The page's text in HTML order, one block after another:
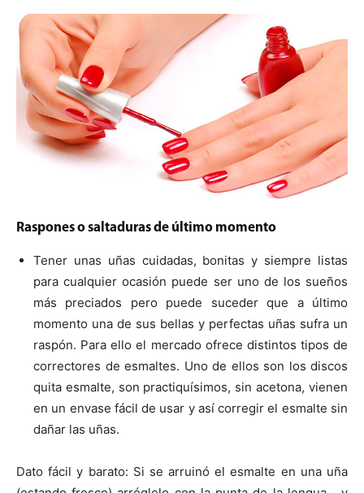
Raspones o saltaduras de último momento
Tener unas uñas cuidadas, bonitas y siempre listas
para cualquier ocasión puede ser uno de los sueños
más preciados pero puede suceder que a último
momento una de sus bellas y perfectas uñas sufra un
raspón. Para ello el mercado ofrece distintos tipos de
correctores de esmaltes. Uno de ellos son los discos
quita esmalte, son practiquísimos, sin acetona, vienen
en un envase fácil de usar y así corregir el esmalte sin
dañar las uñas.
Dato fácil y barato: Si se arruinó el esmalte en una uña